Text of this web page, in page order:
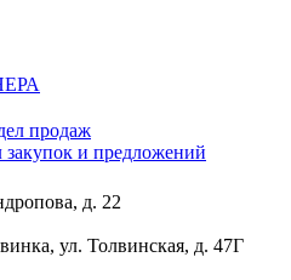
продаж
закупок и предложений
д. 22
ул. Толвинская, д. 47Г